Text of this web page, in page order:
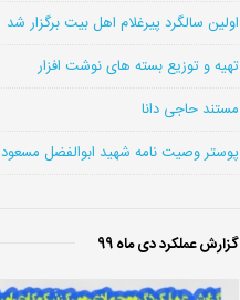
اولین سالگرد پیرغلام اهل بیت برگزار شد
تهیه و توزیع بسته های نوشت افزار
مستند حاجی دانا
پوستر وصیت نامه شهید ابوالفضل مسعود
گزارش عملکرد دی ماه 99